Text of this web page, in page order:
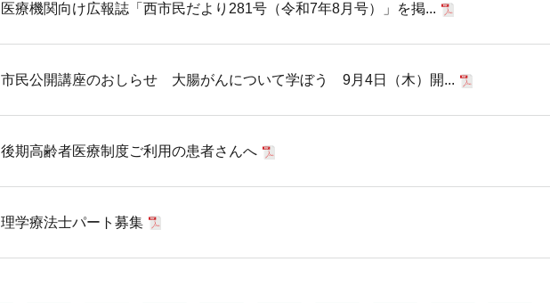
医療機関向け広報誌「西市民だより281号（令和7年8月号）」を掲...
市民公開講座のおしらせ 大腸がんについて学ぼう 9月4日（木）開...
後期高齢者医療制度ご利用の患者さんへ
理学療法士パート募集